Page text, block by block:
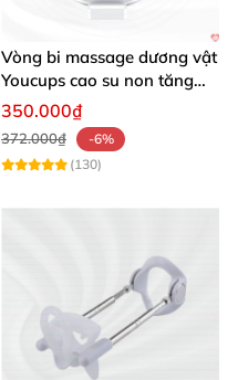
Vòng bi massage dương vật
Youcups cao su non tăng
kích thước hiệu quả
350.000₫
372.000₫
-6%
(130)